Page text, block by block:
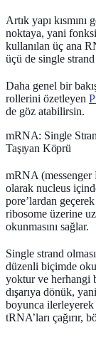
Artık yapı
noktaya, yani
kullanılan üç ana
üçü de single
Daha genel bir
rollerini özetleyen
de göz atabilirsin.
mRNA: Single
Taşıyan Köprü
mRNA
olarak nucleus
pore’lardan
ribosome üzerine
okunmasını sağlar.
Single strand
düzenli biçimde
yoktur ve herhangi
dışarıya dönük,
boyunca
tRNA’ları çağırır,